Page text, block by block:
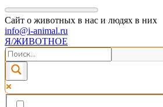
Сайт о животных в нас и людях в них
info@i-animal.ru
Я/ЖИВОТНОЕ